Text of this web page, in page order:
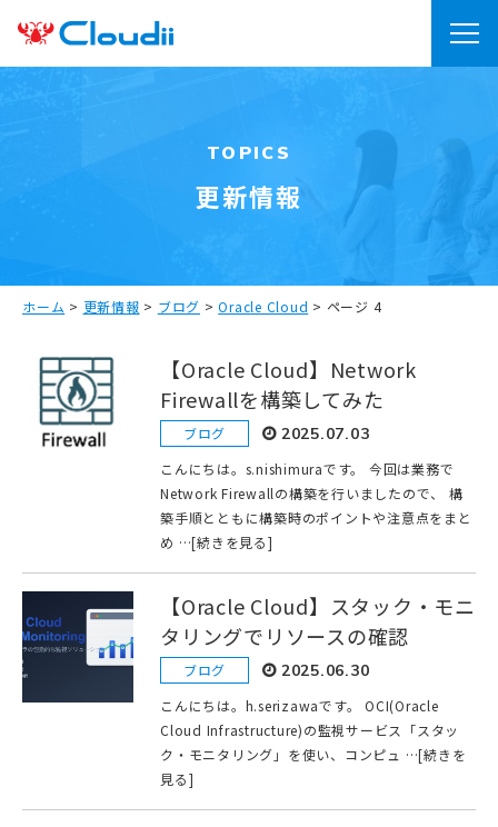
TOPICS
更新情報
ホーム > 更新情報 > ブログ >Oracle Cloud > ページ 4
【Oracle Cloud】Network
Firewallを構築してみた
ブログ 2025.07.03
こんにちは。s.nishimuraです。 今回は業務で
Network Firewallの構築を行いましたので、 構
築手順とともに構築時のポイントや注意点をまと
め …[続きを見る]
【Oracle Cloud】スタック・モニ
タリングでリソースの確認
ブログ 2025.06.30
こんにちは。h.serizawaです。 OCI(Oracle
Cloud Infrastructure)の監視サービス「スタッ
ク・モニタリング」を使い、コンピュ …[続きを
見る]